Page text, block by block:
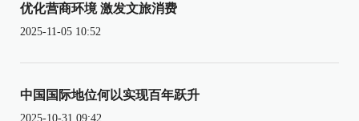
优化营商环境 激发文旅消费
2025-11-05 10:52
中国国际地位何以实现百年跃升
2025-10-31 09:42